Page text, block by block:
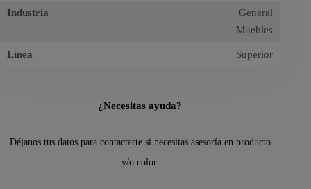
Industria
General
Muebles
Línea Superior
¿Necesitas ayuda?
Déjanos tus datos para contactarte si necesitas asesoría en producto
y/o color.